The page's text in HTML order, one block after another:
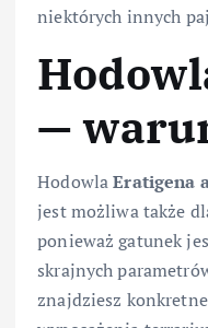
niektórych innych
—
HodowlaEratigena
jest możliwa także
ponieważ gatunek
skrajnych
znajdziesz